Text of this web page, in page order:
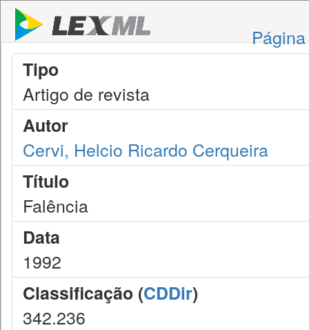
Tipo
Artigo de revista
Autor
Cervi, Helcio Ricardo Cerqueira
Título
Falência
Data
1992
Classificação (CDDir)
342.236